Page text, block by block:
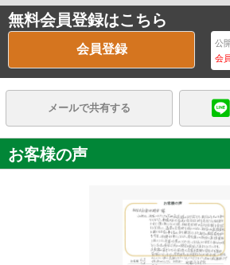
無料会員登録はこちら
会員登録 公
会
メールで共有する
お客様の声